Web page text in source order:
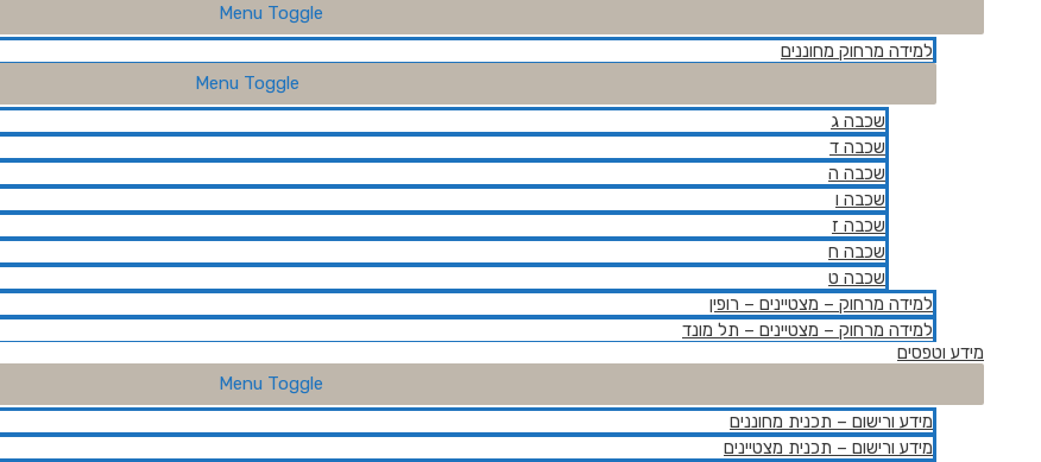
Menu Toggle
למידה מרחוק מחוננים
Menu Toggle
שכבה ג
שכבה ד
שכבה ה
שכבה ו
שכבה ז
שכבה ח
שכבה ט
למידה מרחוק – מצטיינים – רופין
למידה מרחוק – מצטיינים – תל מונד
מידע וטפסים
Menu Toggle
מידע ורישום – תכנית מחוננים
מידע ורישום – תכנית מצטיינים